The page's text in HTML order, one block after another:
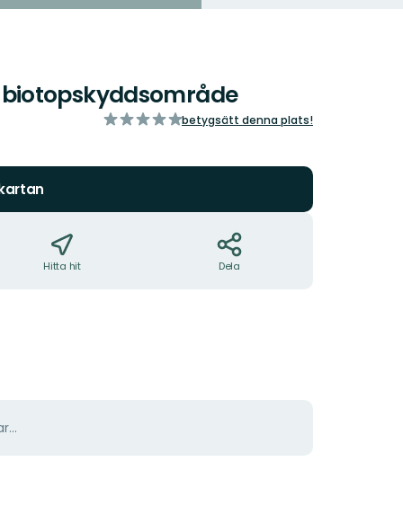
biotopskyddsområde
av
betygsätt denna plats!
Hitta hit Dela